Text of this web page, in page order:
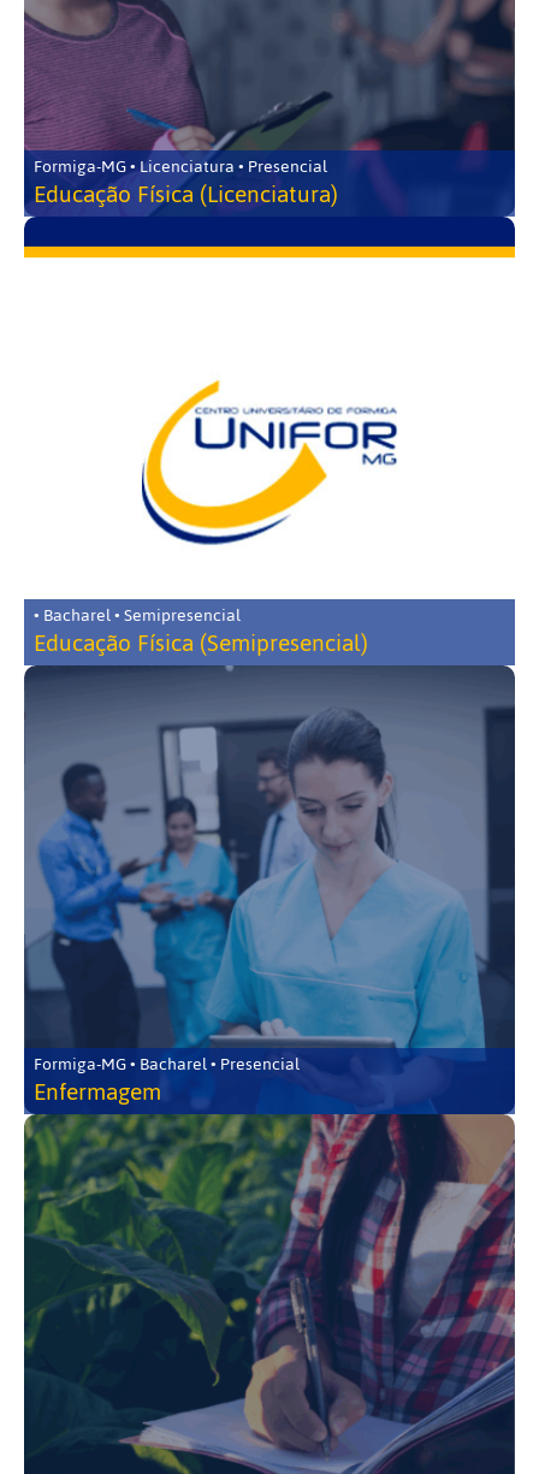
Formiga-MG • Licenciatura • Presencial
Educação Física (Licenciatura)
• Bacharel • Semipresencial
Educação Física (Semipresencial)
Formiga-MG • Bacharel • Presencial
Enfermagem